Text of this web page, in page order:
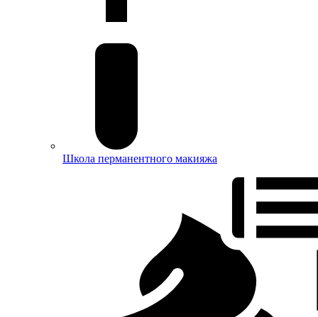
Школа перманентного макияжа